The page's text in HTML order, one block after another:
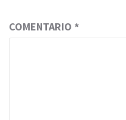
COMENTARIO *